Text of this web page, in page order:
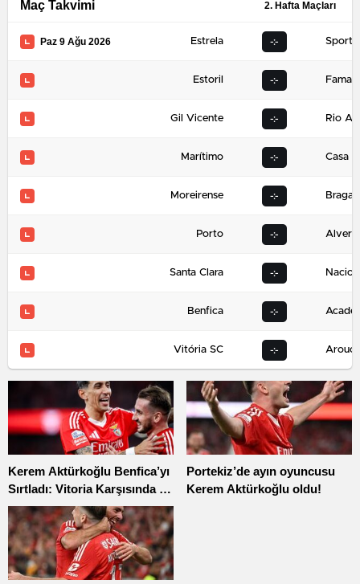
Maç Takvimi 2. Hafta Maçları
Paz 9 Ağu 2026 Estrela -:-
Estoril -:-
Gil Vicente -:- Rio
Marítimo -:- Casa
Moreirense -:- Braga
Porto -:-
Santa Clara -:-
Benfica -:-
Vitória SC -:- Arouca
Kerem Aktürkoğlu Benfica’yı
Sırtladı: Vitoria Karşısında 1-
0’lık Galibiyet
Portekiz’de ayın oyuncusu
Kerem Aktürkoğlu oldu!